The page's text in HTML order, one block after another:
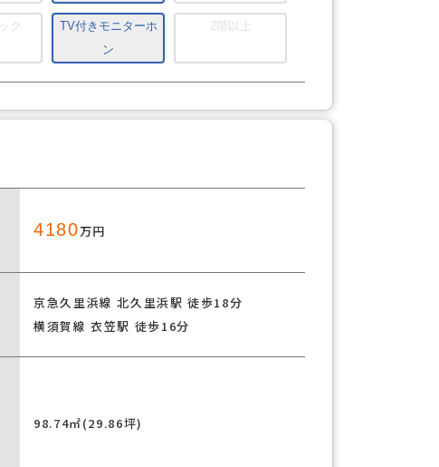
ク
TV付きモニターホ
ン
2階以上
4180万円
京急久里浜線 北久里浜駅 徒歩18分
横須賀線 衣笠駅 徒歩16分
98.74㎡(29.86坪)